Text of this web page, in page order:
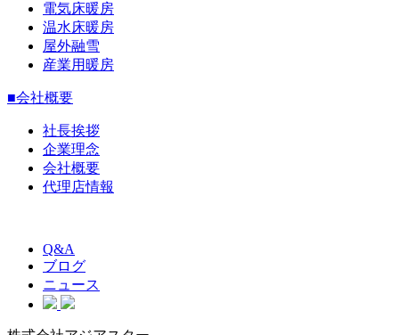
電気床暖房
温水床暖房
屋外融雪
産業用暖房
■会社概要
社長挨拶
企業理念
会社概要
代理店情報
Q&A
ブログ
ニュース